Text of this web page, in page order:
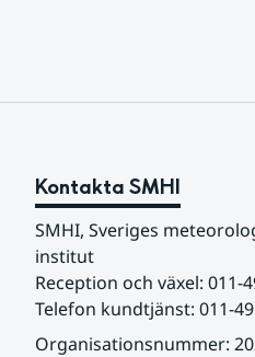
Kontakta SMHI
SMHI, Sveriges
institut
Reception och växel: 011-
Telefon kundtjänst: 011-
Organisationsnummer: